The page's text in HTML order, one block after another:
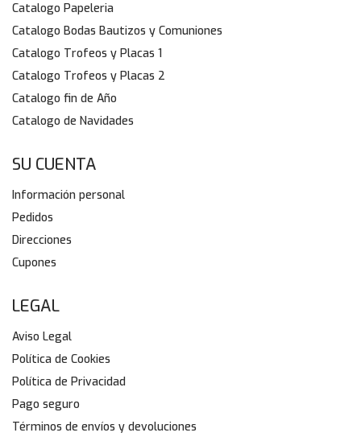
Catalogo Papeleria
Catalogo Bodas Bautizos y Comuniones
Catalogo Trofeos y Placas 1
Catalogo Trofeos y Placas 2
Catalogo fin de Año
Catalogo de Navidades
SU CUENTA
Información personal
Pedidos
Direcciones
Cupones
LEGAL
Aviso Legal
Política de Cookies
Política de Privacidad
Pago seguro
Términos de envíos y devoluciones